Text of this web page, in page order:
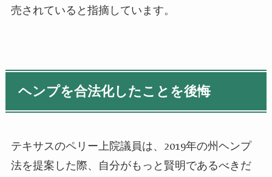
売されていると指摘しています。
ヘンプを合法化したことを後悔
テキサスのペリー上院議員は、2019年の州ヘンプ
法を提案した際、自分がもっと賢明であるべきだ